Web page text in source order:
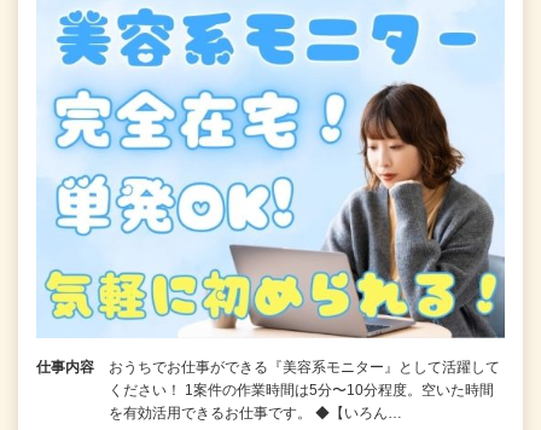
仕事内容
おうちでお仕事ができる『美容系モニター』として活躍して
ください！ 1案件の作業時間は5分〜10分程度。空いた時間
を有効活用できるお仕事です。 ◆【いろん…